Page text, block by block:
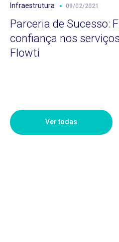
Infraestrutura 09/02/2021
Parceria de Sucesso:
confiança nos
Flowti
Ver todas